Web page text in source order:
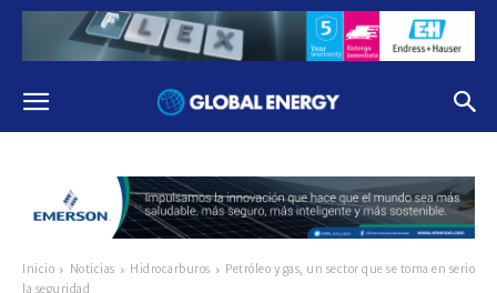
Inicio Noticias Hidrocarburos
Petróleo y gas, un sector que se toma en serio
la seguridad